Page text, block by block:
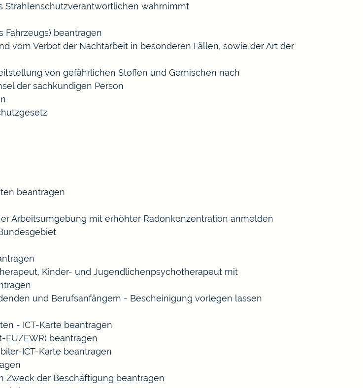
Strahlenschutzverantwortlichen wahrnimmt
beantragen
vom Verbot der Nachtarbeit in besonderen Fällen, sowie der Art der
von gefährlichen Stoffen und Gemischen nach
der sachkundigen Person
beantragen
Arbeitsumgebung mit erhöhter Radonkonzentration anmelden
Kinder- und Jugendlichenpsychotherapeut mit
und Berufsanfängern - Bescheinigung vorlegen lassen
- ICT-Karte beantragen
EU/EWR) beantragen
ICT-Karte beantragen
Zweck der Beschäftigung beantragen